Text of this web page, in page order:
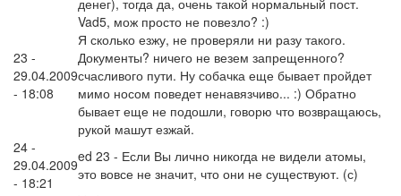
денег), тогда да, очень такой нормальный пост.
23 -
29.04.2009
- 18:08
Vad5, мож просто не повезло? :)
Я сколько езжу, не проверяли ни разу такого.
Документы? ничего не везем запрещенного?
счасливого пути. Ну собачка еще бывает пройдет
мимо носом поведет ненавязчиво... :) Обратно
бывает еще не подошли, говорю что возвращаюсь,
рукой машут езжай.
24 -
29.04.2009
- 18:21
ed 23 - Если Вы лично никогда не видели атомы,
это вовсе не значит, что они не существуют. (с)